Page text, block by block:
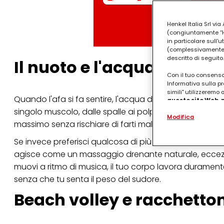
Il nuoto e l'acquagym
Quando l'afa si fa sentire, l'acqua diventa la tua
singolo muscolo, dalle spalle ai polpacci, e ha un
massimo senza rischiare di farti male.
Se invece preferisci qualcosa di più ritmico e
agisce come un massaggio drenante naturale,
muovi a ritmo di musica, il tuo corpo lavora
senza che tu senta il peso del sudore.
Beach volley e
Henkel Italia Srl via
(congiuntamente
in particolare
descritto di seguito.
Con il tuo
Informativa sulla
simili" utilizzeremo
questo sito
.
(rispettivamente
terzi, conservare
identificati) su
misurare e
qualsiasi
collegata nel piè di
Modifica